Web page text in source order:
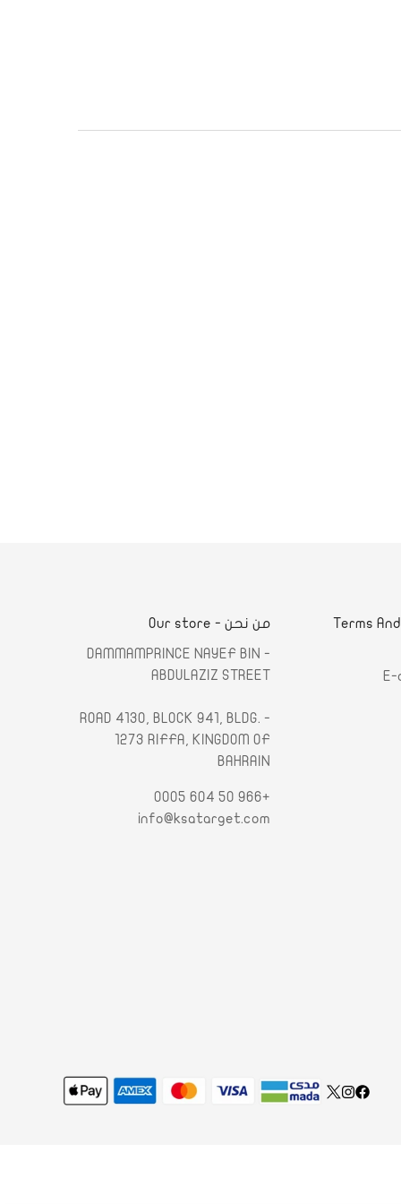
الشروط والأحكام - Terms And
E-
من نحن - Our store
- DAMMAMPRINCE NAYEF BIN
ABDULAZIZ STREET
- ROAD 4130, BLOCK 941, BLDG.
1273 RIFFA, KINGDOM OF
BAHRAIN
+966 50 604 0005
info@ksatarget.com